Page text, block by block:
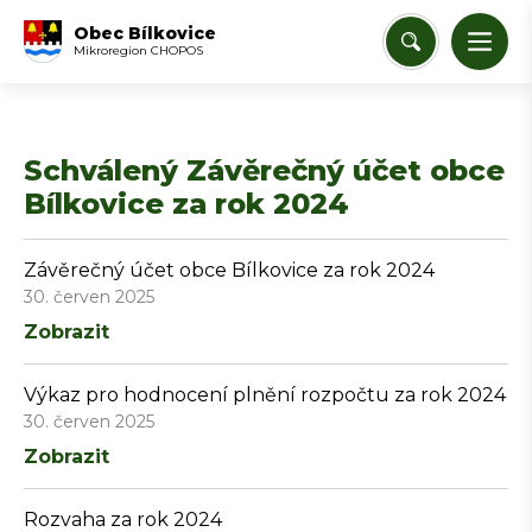
Obec Bílkovice
Mikroregion CHOPOS
Schválený Závěrečný účet obce
Bílkovice za rok 2024
Závěrečný účet obce Bílkovice za rok 2024
30. červen 2025
Zobrazit
Výkaz pro hodnocení plnění rozpočtu za rok 2024
30. červen 2025
Zobrazit
Rozvaha za rok 2024